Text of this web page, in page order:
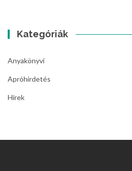
Kategóriák
Anyakönyvi
Apróhirdetés
Hírek